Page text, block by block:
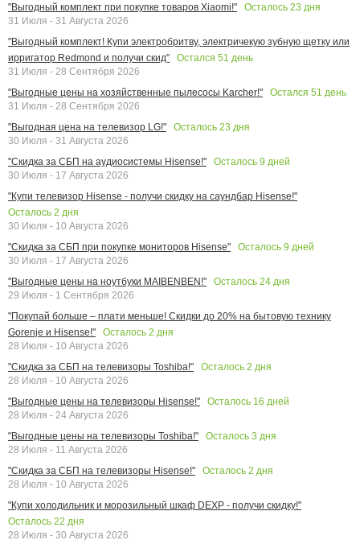
"Выгодный комплект при покупке товаров Xiaomi!"
Осталось 23 дня
31 Июля - 31 Августа 2026
"Выгодный комплект! Купи электробритву, электричекую зубную щетку или
ирригатор Redmond и получи скид"
Остался 51 день
31 Июля - 28 Сентября 2026
"Выгодные цены на хозяйственные пылесосы Karcher!"
Остался 51 день
31 Июля - 28 Сентября 2026
"Выгодная цена на телевизор LG!"
Осталось 23 дня
30 Июля - 31 Августа 2026
"Скидка за СБП на аудиосистемы Hisense!"
Осталось 9 дней
30 Июля - 17 Августа 2026
"Купи телевизор Hisense - получи скидку на саундбар Hisense!"
Осталось 2 дня
30 Июля - 10 Августа 2026
"Скидка за СБП при покупке мониторов Hisense"
Осталось 9 дней
30 Июля - 17 Августа 2026
"Выгодные цены на ноутбуки MAIBENBEN!"
Осталось 24 дня
29 Июля - 1 Сентября 2026
"Покупай больше – плати меньше! Скидки до 20% на бытовую технику
Gorenje и Hisense!"
Осталось 2 дня
28 Июля - 10 Августа 2026
"Скидка за СБП на телевизоры Toshiba!"
Осталось 2 дня
28 Июля - 10 Августа 2026
"Выгодные цены на телевизоры Hisense!"
Осталось 16 дней
28 Июля - 24 Августа 2026
"Выгодные цены на телевизоры Toshiba!"
Осталось 3 дня
28 Июля - 11 Августа 2026
"Скидка за СБП на телевизоры Hisense!"
Осталось 2 дня
28 Июля - 10 Августа 2026
"Купи холодильник и морозильный шкаф DEXP - получи скидку!"
Осталось 22 дня
28 Июля - 30 Августа 2026